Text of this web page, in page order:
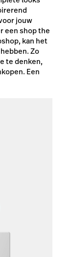
jouw
een shop the
kan het
Zo
te denken,
Een